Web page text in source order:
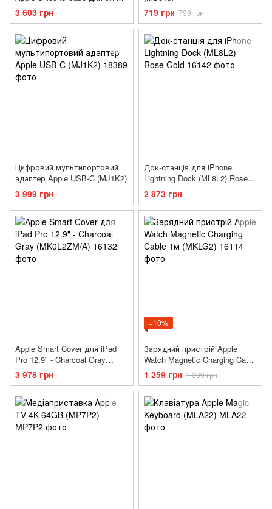
iPad Pro - Lilac (MMG52)
3 603 грн 719 грн 799 грн
Цифровий мультипортовий
адаптер Apple USB-C (MJ1K2)
3 999 грн
Док-станція для iPhone
Lightning Dock (ML8L2) Rose
Gold
2 873 грн
Apple Smart Cover для iPad
Pro 12.9" - Charcoal Gray
(MK0L2ZM/A)
3 978 грн
−10%
Зарядний пристрій Apple
Watch Magnetic Charging Cable
1м (MKLG2)
1 259 грн 1 399 грн